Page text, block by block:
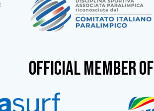
OFFICIAL MEMBER OF